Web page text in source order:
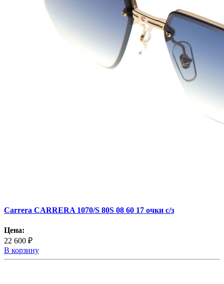
Carrera CARRERA 1070/S 80S 08 60 17 очки с/з
Цена:
22 600 ₽
В корзину